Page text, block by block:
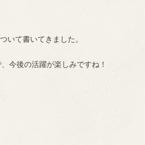
いて書いてきました。
今後の活躍が楽しみですね！